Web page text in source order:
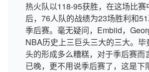
热火队以118-95获胜，在这场比赛
后，76人队的战绩为23场胜利和
季后赛。毫无疑问，Embiid，
NBA历史上三巨头三大的三大。毕
头的形成多么糟糕，对于季后赛而
已晚，更不用说季后赛了，这是下